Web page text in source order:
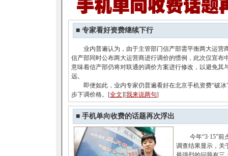
■ 专家看好资费继续下行
业内普遍认为，由于主管部门信产部需平衡两大运营
信产部同时公布两大运营商进行调价的惯例，此次仅宣布
意味着信产部仍将对联通的调价方案进行修改，以避免其
远。
即便如此，业内专家仍普遍看好在北京手机资费“破冰
步下调价格。[全文][我来说两句]
■ 手机单向收费的话题再次浮出
今年“3·15”前
调查结果显示，关